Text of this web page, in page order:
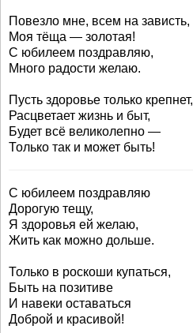
Повезло мне, всем на зависть,
Моя тёща — золотая!
С юбилеем поздравляю,
Много радости желаю.
Пусть здоровье только крепнет,
Расцветает жизнь и быт,
Будет всё великолепно —
Только так и может быть!
С юбилеем поздравляю
Дорогую тещу,
Я здоровья ей желаю,
Жить как можно дольше.
Только в роскоши купаться,
Быть на позитиве
И навеки оставаться
Доброй и красивой!